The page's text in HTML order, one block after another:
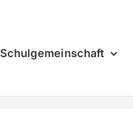
Schulgemeinschaft